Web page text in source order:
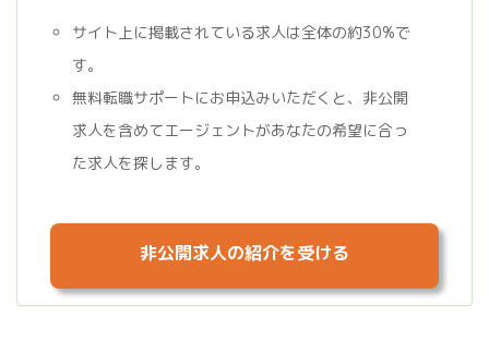
サイト上に掲載されている求人は全体の約30%で
す。
無料転職サポートにお申込みいただくと、非公開
求人を含めてエージェントがあなたの希望に合っ
た求人を探します。
非公開求人の紹介を受ける